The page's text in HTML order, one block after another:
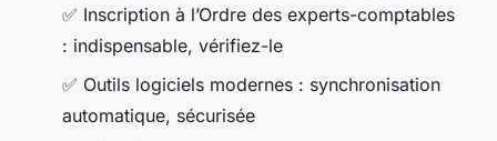
✅ Inscription à l’Ordre des experts-comptables
: indispensable, vérifiez-le
✅ Outils logiciels modernes : synchronisation
automatique, sécurisée